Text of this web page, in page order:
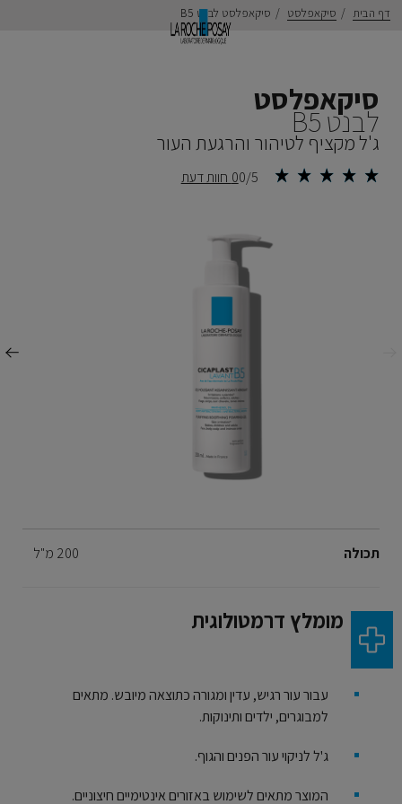
דף הבית סיקאפלסט סיקאפלסט לבנט B5
סיקאפלסט
לבנט B5
ג'ל מקציף לטיהור והרגעת העור
0/50 חוות דעת
תכולה Volume
200 מ"ל
מומלץ דרמטולוגית
עבור עור רגיש, עדין ומגורה כתוצאה מיובש. מתאים
למבוגרים, ילדים ותינוקות.
ג'ל לניקוי עור הפנים והגוף.
המוצר מתאים לשימוש באזורים אינטימיים חיצוניים.